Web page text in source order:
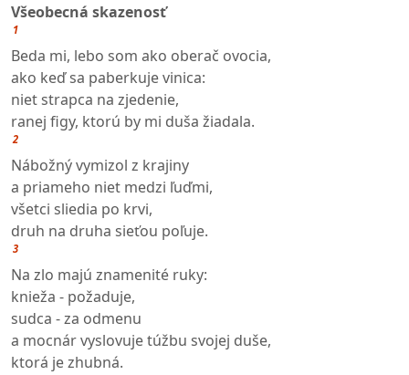
Všeobecná skazenosť
1
Beda mi, lebo som ako oberač ovocia,
ako keď sa paberkuje vinica:
niet strapca na zjedenie,
ranej figy, ktorú by mi duša žiadala.
2
Nábožný vymizol z krajiny
a priameho niet medzi ľuďmi,
všetci sliedia po krvi,
druh na druha sieťou poľuje.
3
Na zlo majú znamenité ruky:
knieža - požaduje,
sudca - za odmenu
a mocnár vyslovuje túžbu svojej duše,
ktorá je zhubná.